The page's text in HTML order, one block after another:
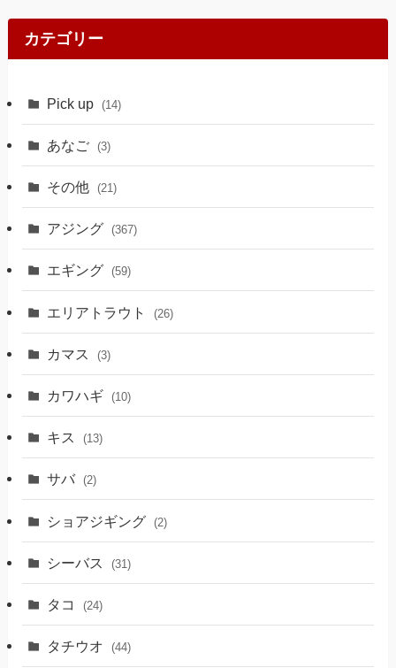
ブ
カテゴリー
Pick up (14)
あなご (3)
その他 (21)
アジング (367)
エギング (59)
エリアトラウト (26)
カマス (3)
カワハギ (10)
キス (13)
サバ (2)
ショアジギング (2)
シーバス (31)
タコ (24)
タチウオ (44)